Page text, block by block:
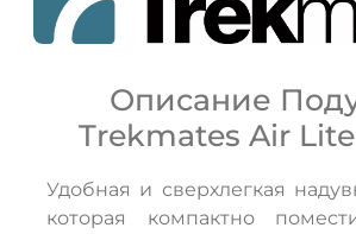
Описание
Trekmates Air
Удобная и сверхлегкая
которая компактно